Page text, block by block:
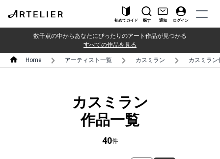
初めてガイド 探す 通知 ログイン
数千点の中からあなたにぴったりのアート作品が見つかる
すべての作品を見る
Home アーティスト一覧 カスミラン カスミラン
カスミラン
作品一覧
40件